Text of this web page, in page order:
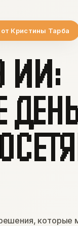
Кристины Тарба
ИИ:
которые